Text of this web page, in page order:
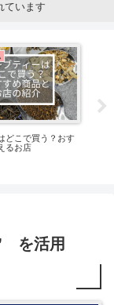
ています
どこで買う？おす
るお店
を活用